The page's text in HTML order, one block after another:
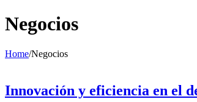
Negocios
Home/Negocios
Innovación y eficiencia en el